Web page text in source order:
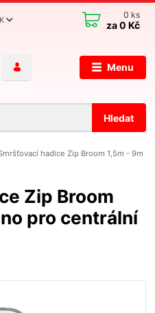
Menu
Hledat
0 ks
za0 Kč
hadice Zip Broom 1,5m - 9m
Zip Broom
pro centrální